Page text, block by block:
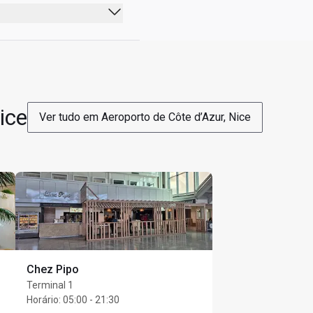
visit allocation
todos os cardápios).
embarque com viagem
caso a conta
remaining balance
Ver tudo em Aeroporto de Côte d’Azur, Nice
Chez Pipo
Terminal 1
Horário: 05:00 - 21:30